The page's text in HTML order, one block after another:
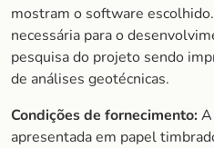
mostram o software
necessária para o
pesquisa do projeto sendo
de análises geotécnicas.
Condições de fornecimento:
apresentada em papel